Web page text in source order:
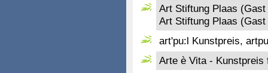
Art Stiftung Plaas
Art Stiftung Plaas
art'pu:l Kunstpreis,
Arte è Vita -